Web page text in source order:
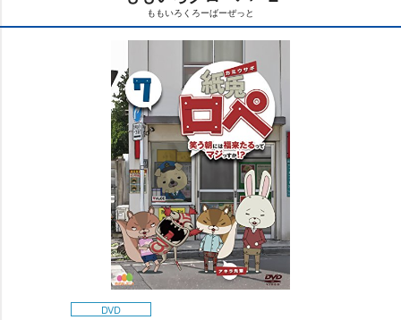
ももいろくろーばーぜっと
DVD